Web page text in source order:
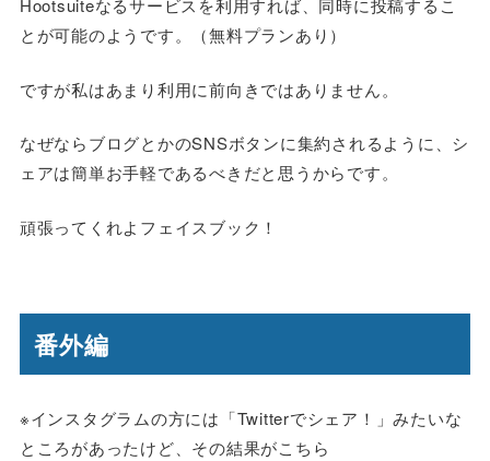
Hootsuiteなるサービスを利用すれば、同時に投稿するこ
とが可能のようです。（無料プランあり）
ですが私はあまり利用に前向きではありません。
なぜならブログとかのSNSボタンに集約されるように、シ
ェアは簡単お手軽であるべきだと思うからです。
頑張ってくれよフェイスブック！
番外編
※インスタグラムの方には「Twitterでシェア！」みたいな
ところがあったけど、その結果がこちら